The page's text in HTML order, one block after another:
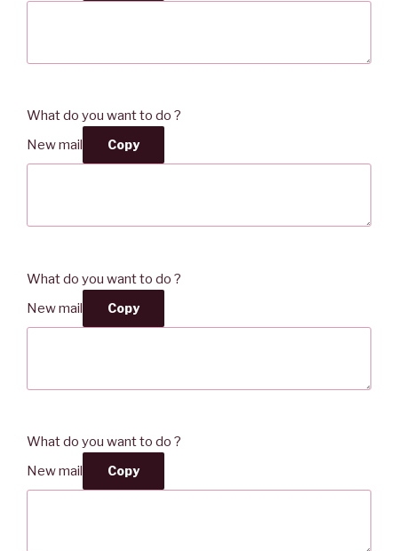
What do you want to do ?
New mail
Copy
What do you want to do ?
New mail
Copy
What do you want to do ?
New mail
Copy